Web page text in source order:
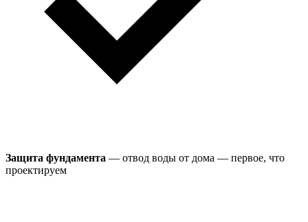
Защита фундамента — отвод воды от дома — первое, что
проектируем